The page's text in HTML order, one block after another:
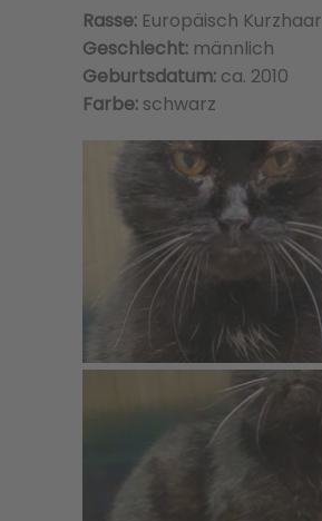
Rasse: Europäisch Kurzhaar
Geschlecht: männlich
Geburtsdatum: ca. 2010
Farbe: schwarz